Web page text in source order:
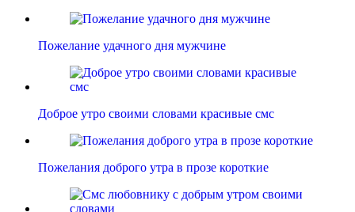
Пожелание удачного дня мужчине
Доброе утро своими словами красивые смс
Пожелания доброго утра в прозе короткие